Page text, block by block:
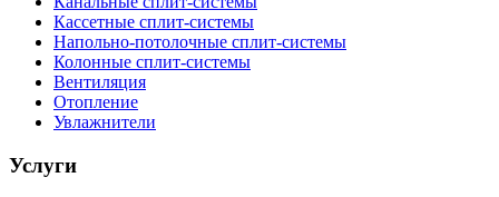
Кассетные сплит-системы
Напольно-потолочные сплит-системы
Колонные сплит-системы
Вентиляция
Отопление
Увлажнители
Услуги